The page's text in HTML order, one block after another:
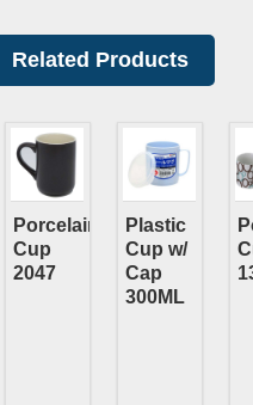
Related Products
Porcelain
Cup
2047
Plastic
Cup w/
Cap
300ML